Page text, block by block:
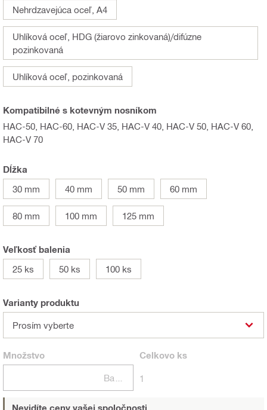
Nehrdzavejúca oceľ, A4
Uhlíková oceľ, HDG (žiarovo zinkovaná)/difúzne
pozinkovaná
Uhlíková oceľ, pozinkovaná
Kompatibilné s kotevným nosníkom
HAC-50, HAC-60, HAC-V 35, HAC-V 40, HAC-V 50, HAC-V 60,
HAC-V 70
Dĺžka
30 mm
40 mm 50 mm 60 mm
80 mm 100 mm 125 mm
Veľkosť balenia
25 ks
50 ks 100 ks
Varianty produktu
Prosím vyberte
Množstvo Celkovo ks
1
Nevidíte ceny vašej spoločnosti